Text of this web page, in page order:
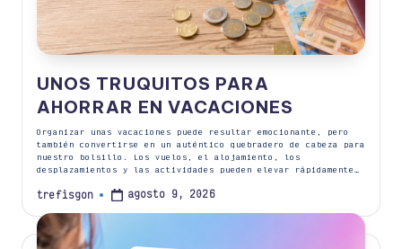
UNOS TRUQUITOS PARA
AHORRAR EN VACACIONES
Organizar unas vacaciones puede resultar emocionante, pero
también convertirse en un auténtico quebradero de cabeza para
nuestro bolsillo. Los vuelos, el alojamiento, los
desplazamientos y las actividades pueden elevar rápidamente…
Publicado
trefisgon agosto 9, 2026